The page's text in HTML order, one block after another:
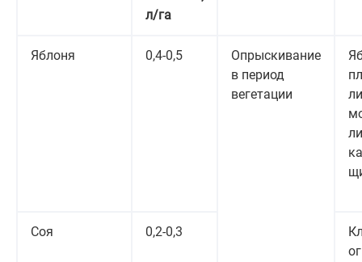
л/га
Яблоня 0,4-0,5
Опрыскивание
в период
вегетации
Соя 0,2-0,3